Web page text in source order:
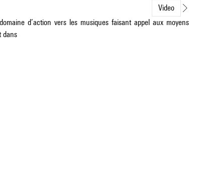
Video
d’action vers les musiques faisant appel aux moyens
dans